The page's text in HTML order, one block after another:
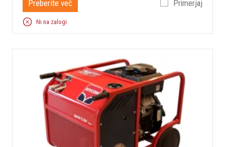
Preberite več Primerjaj
Ni na zalogi